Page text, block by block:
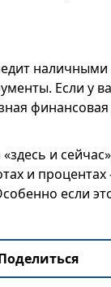
Если у
и
и
если